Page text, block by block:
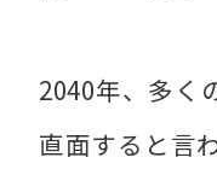
2040年、多く
直面すると言